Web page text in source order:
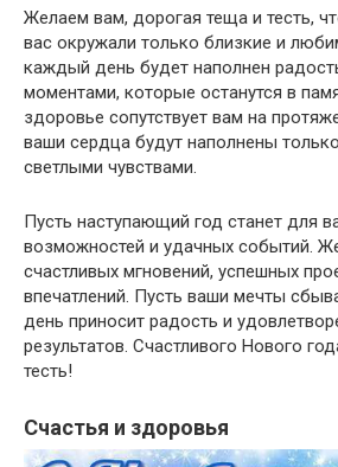
Желаем вам, дорогая теща и тесть,
вас окружали только близкие и
каждый день будет наполнен
моментами, которые останутся в
здоровье сопутствует вам на
ваши сердца будут наполнены
светлыми чувствами.
Пусть наступающий год станет для
возможностей и удачных событий.
счастливых мгновений, успешных
впечатлений. Пусть ваши мечты
день приносит радость и
результатов. Счастливого Нового
тесть!
Счастья и здоровья